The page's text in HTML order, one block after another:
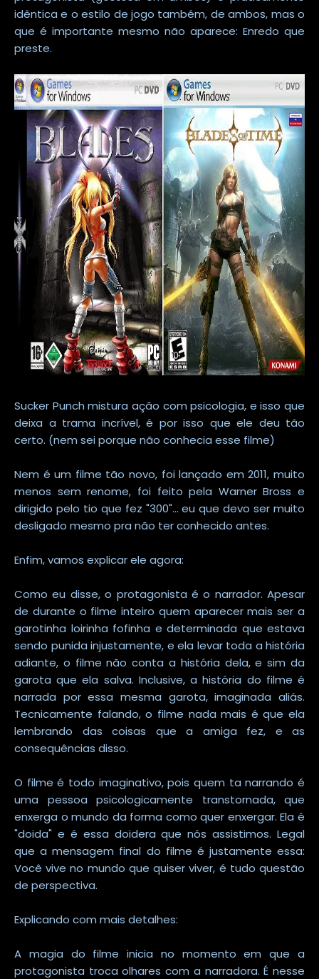
idêntica e o estilo de jogo também, de ambos, mas o
que é importante mesmo não aparece: Enredo que
preste.
Sucker Punch mistura ação com psicologia, e isso que
deixa a trama incrível, é por isso que ele deu tão
certo. (nem sei porque não conhecia esse filme)
Nem é um filme tão novo, foi lançado em 2011, muito
menos sem renome, foi feito pela Warner Bross e
dirigido pelo tio que fez "300"... eu que devo ser muito
desligado mesmo pra não ter conhecido antes.
Enfim, vamos explicar ele agora:
Como eu disse, o protagonista é o narrador. Apesar
de durante o filme inteiro quem aparecer mais ser a
garotinha loirinha fofinha e determinada que estava
sendo punida injustamente, e ela levar toda a história
adiante, o filme não conta a história dela, e sim da
garota que ela salva. Inclusive, a história do filme é
narrada por essa mesma garota, imaginada aliás.
Tecnicamente falando, o filme nada mais é que ela
lembrando das coisas que a amiga fez, e as
consequências disso.
O filme é todo imaginativo, pois quem ta narrando é
uma pessoa psicologicamente transtornada, que
enxerga o mundo da forma como quer enxergar. Ela é
"doida" e é essa doidera que nós assistimos. Legal
que a mensagem final do filme é justamente essa:
Você vive no mundo que quiser viver, é tudo questão
de perspectiva.
Explicando com mais detalhes:
A magia do filme inicia no momento em que a
protagonista troca olhares com a narradora. É nesse